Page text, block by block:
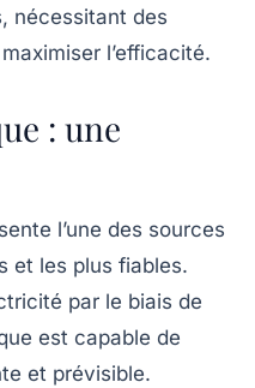
, nécessitant des
l’efficacité.
: une
l’une des sources
et les plus fiables.
par le biais de
est capable de
et prévisible.